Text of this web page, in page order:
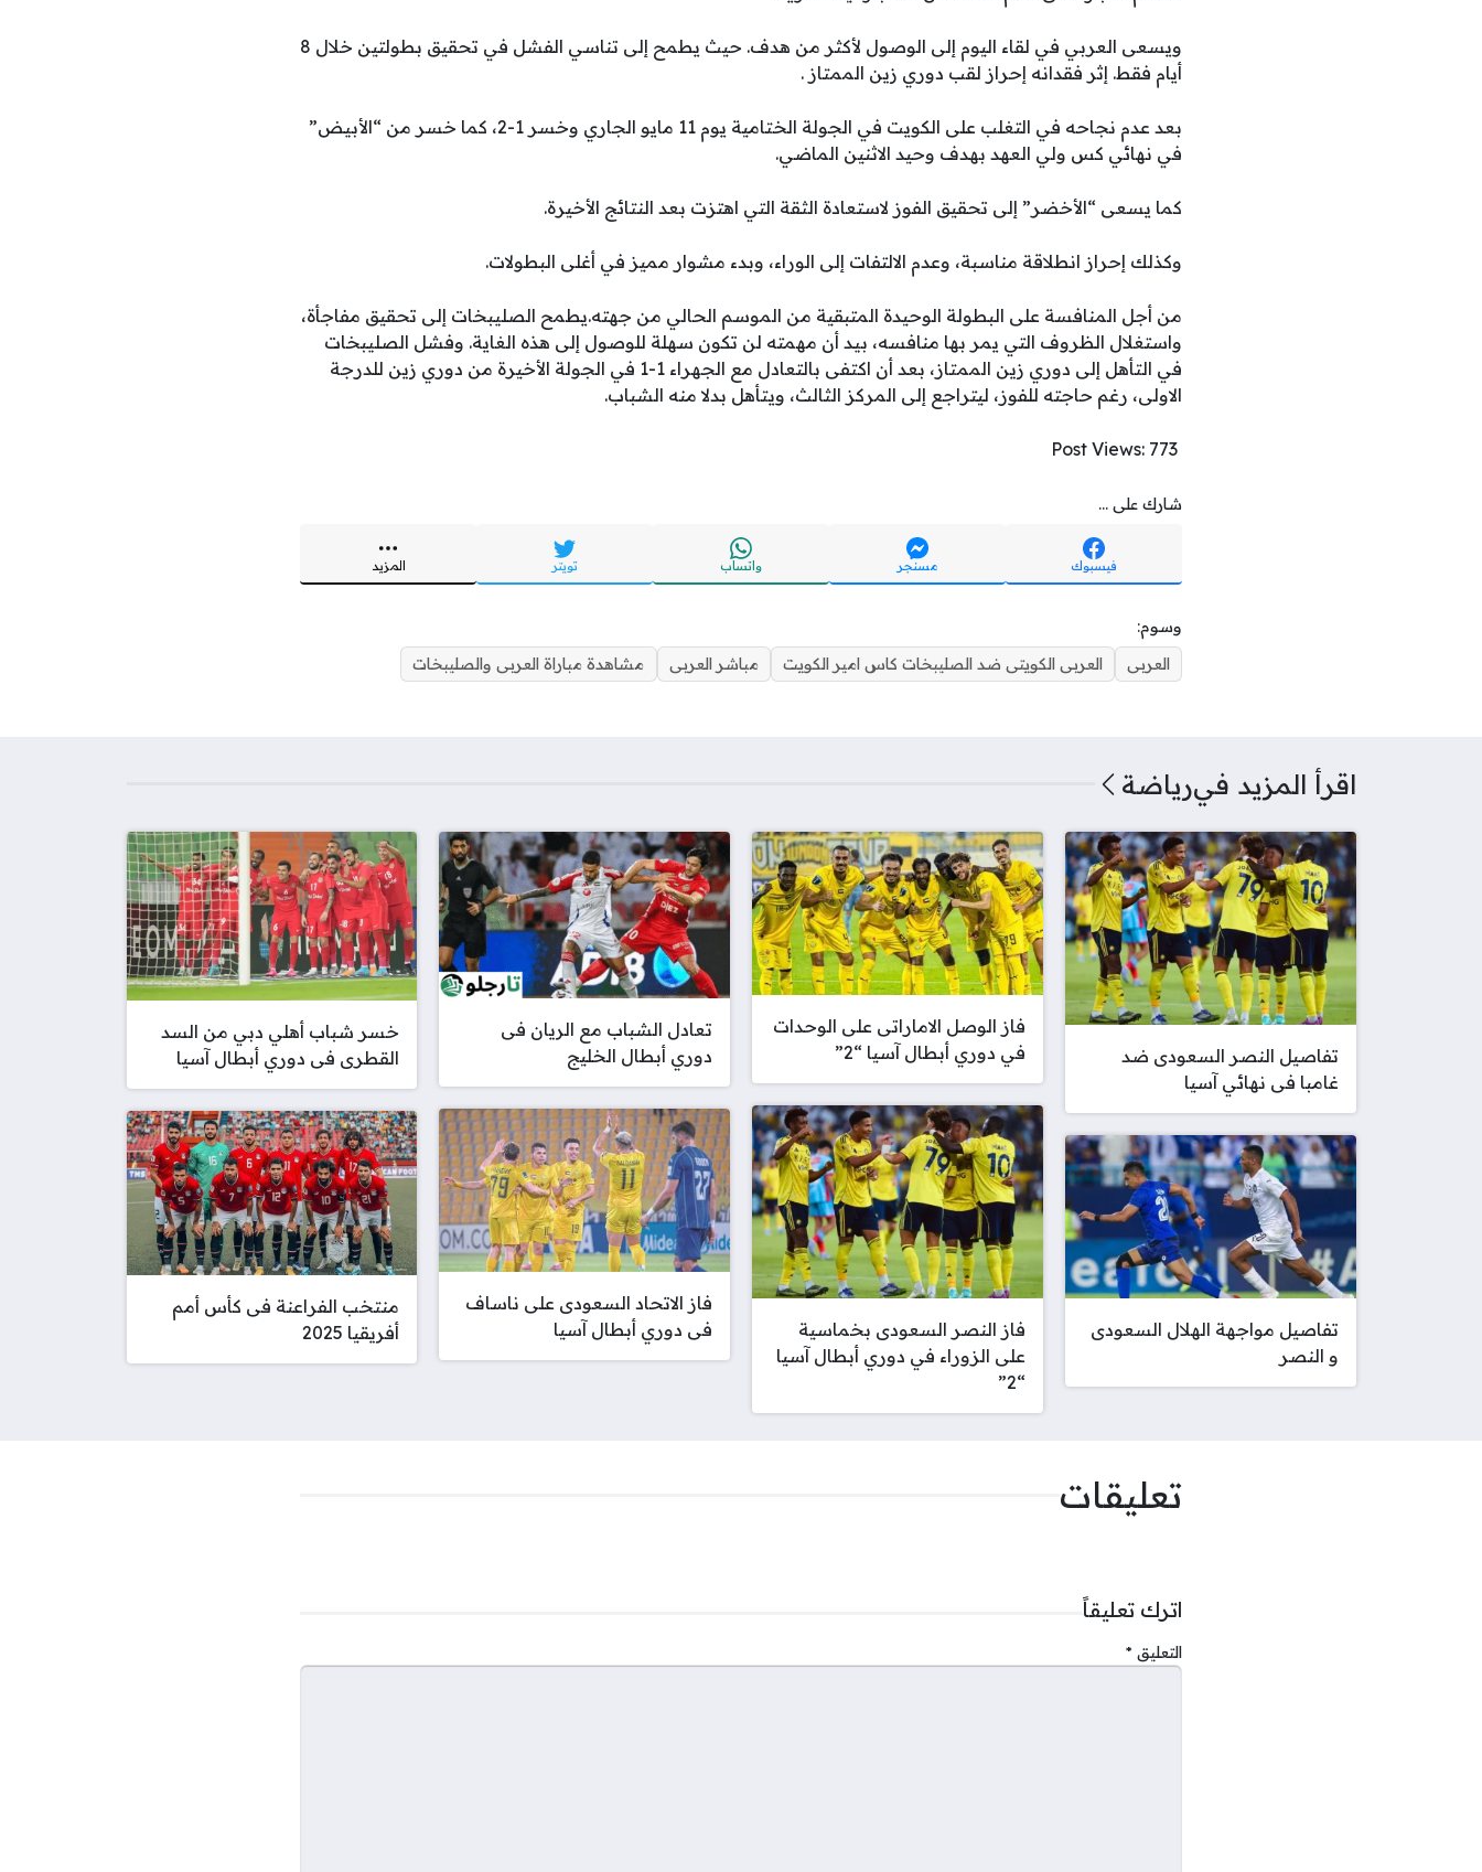
ويسعى العربي في لقاء اليوم إلى الوصول لأكثر من هدف. حيث يطمح إلى تناسي الفشل في تحقيق بطولتين خلال 8
أيام فقط. إثر فقدانه إحراز لقب دوري زين الممتاز .
بعد عدم نجاحه في التغلب على الكويت في الجولة الختامية يوم 11 مايو الجاري وخسر 1-2، كما خسر من “الأبيض”
في نهائي كس ولي العهد بهدف وحيد الاثنين الماضي.
كما يسعى “الأخضر” إلى تحقيق الفوز لاستعادة الثقة التي اهتزت بعد النتائج الأخيرة.
وكذلك إحراز انطلاقة مناسبة، وعدم الالتفات إلى الوراء، وبدء مشوار مميز في أغلى البطولات.
من أجل المنافسة على البطولة الوحيدة المتبقية من الموسم الحالي من جهته.يطمح الصليبخات إلى تحقيق مفاجأة،
واستغلال الظروف التي يمر بها منافسه، بيد أن مهمته لن تكون سهلة للوصول إلى هذه الغاية. وفشل الصليبخات
في التأهل إلى دوري زين الممتاز، بعد أن اكتفى بالتعادل مع الجهراء 1-1 في الجولة الأخيرة من دوري زين للدرجة
الاولى، رغم حاجته للفوز، ليتراجع إلى المركز الثالث، ويتأهل بدلا منه الشباب.
Post Views: 773
شارك على ...
فيسبوك مسنجر واتساب تويتر المزيد
وسوم:
العربى
العربى الكويتى ضد الصليبخات كاس امير الكويت مباشر العربى مشاهدة مباراة العربى والصليبخات
اقرأ المزيد فيرياضة
تفاصيل النصر السعودى ضد
غامبا فى نهائي آسيا
تفاصيل مواجهة الهلال السعودى
و النصر
فاز الوصل الاماراتى على الوحدات
في دوري أبطال آسيا “2”
فاز النصر السعودى بخماسية
على الزوراء في دوري أبطال آسيا
“2”
تعادل الشباب مع الريان فى
دوري أبطال الخليج
فاز الاتحاد السعودى على ناساف
فى دوري أبطال آسيا
خسر شباب أهلي دبي من السد
القطرى فى دوري أبطال آسيا
منتخب الفراعنة فى كأس أمم
أفريقيا 2025
تعليقات
اترك تعليقاً
التعليق *